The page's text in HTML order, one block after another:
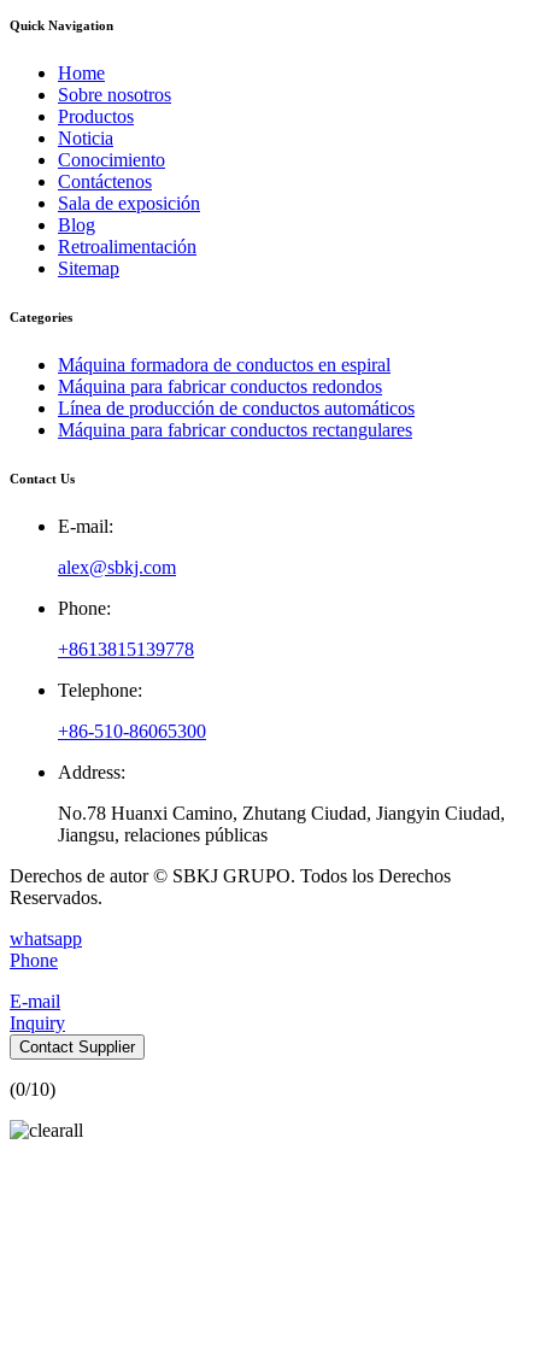
Quick Navigation
Home
Sobre nosotros
Productos
Noticia
Conocimiento
Contáctenos
Sala de exposición
Blog
Retroalimentación
Sitemap
Categories
Máquina formadora de conductos en espiral
Máquina para fabricar conductos redondos
Línea de producción de conductos automáticos
Máquina para fabricar conductos rectangulares
Contact Us
E-mail:
alex@sbkj.com
Phone:
+8613815139778
Telephone:
+86-510-86065300
Address:
No.78 Huanxi Camino, Zhutang Ciudad, Jiangyin Ciudad,
Jiangsu, relaciones públicas
Derechos de autor © SBKJ GRUPO. Todos los Derechos
Reservados.
whatsapp
Phone
E-mail
Inquiry
Contact Supplier
(0/10)